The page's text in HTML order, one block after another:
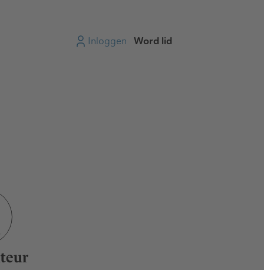
Inloggen Word lid